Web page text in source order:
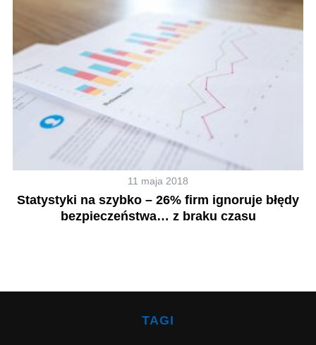
11 maja 2018
Statystyki na szybko – 26% firm ignoruje błędy
bezpieczeństwa… z braku czasu
TAGI